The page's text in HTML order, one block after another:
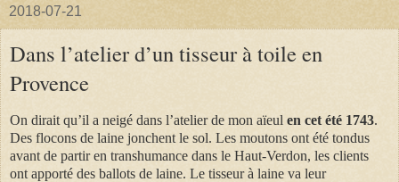
2018-07-21
Dans l’atelier d’un tisseur à toile en
Provence
On dirait qu’il a neigé dans l’atelier de mon aïeul en cet été 1743.
Des flocons de laine jonchent le sol. Les moutons ont été tondus
avant de partir en transhumance dans le Haut-Verdon, les clients
ont apporté des ballots de laine. Le tisseur à laine va leur